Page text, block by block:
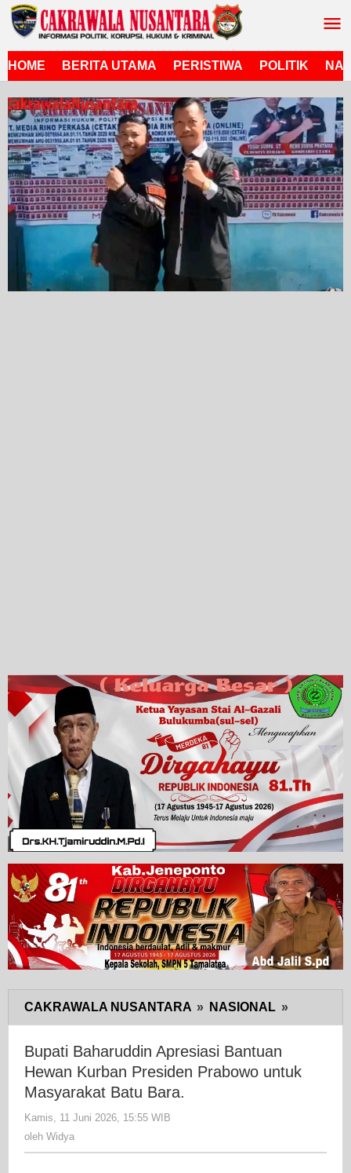
Lewati
ke
HOME
BERITA UTAMA PERISTIWA POLITIK
CAKRAWALA NUSANTARA » NASIONAL »
Bantuan
untuk
Bupati Baharuddin Apresiasi Bantuan
Hewan Kurban Presiden Prabowo untuk
Masyarakat Batu Bara.
Kamis, 11 Juni 2026, 15:55 WIB
oleh Widya